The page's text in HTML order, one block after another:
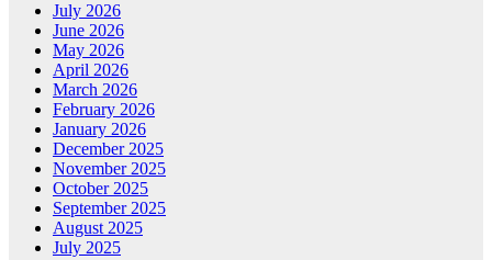
July 2026
June 2026
May 2026
April 2026
March 2026
February 2026
January 2026
December 2025
November 2025
October 2025
September 2025
August 2025
July 2025